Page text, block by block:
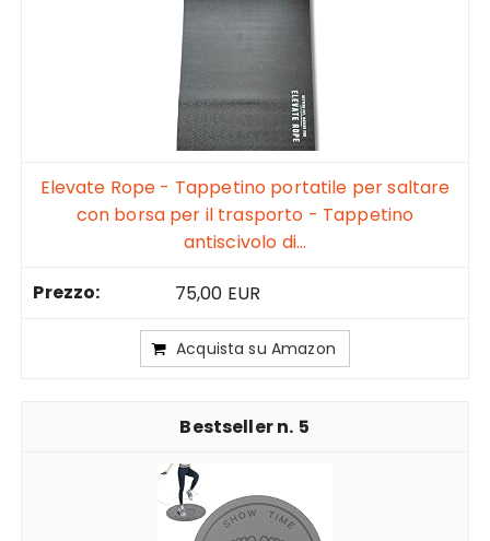
Elevate Rope - Tappetino portatile per saltare
con borsa per il trasporto - Tappetino
antiscivolo di...
75,00 EUR
Acquista su Amazon
5